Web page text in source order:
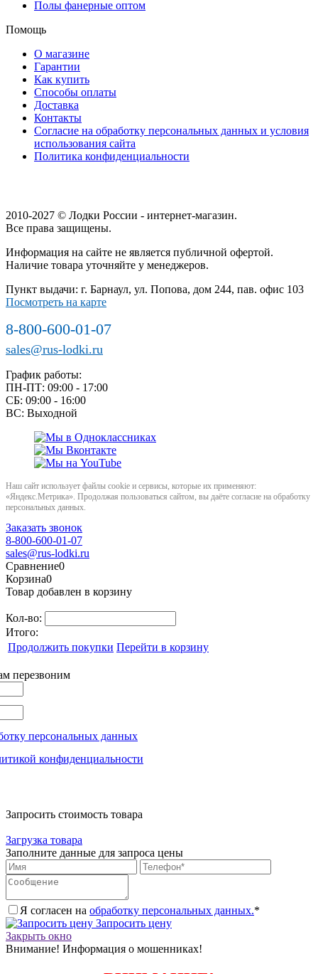
Полы фанерные оптом
Помощь
О магазине
Гарантии
Как купить
Способы оплаты
Доставка
Контакты
Согласие на обработку персональных данных и условия
использования сайта
Политика конфиденциальности
2010-2027 © Лодки России - интернет-магазин.
Все права защищены.
Информация на сайте не является публичной офертой.
Наличие товара уточняйте у менеджеров.
Пункт выдачи: г. Барнаул, ул. Попова, дом 244, пав. офис 103
Посмотреть на карте
8-800-600-01-07
sales@rus-lodki.ru
График работы:
ПН-ПТ: 09:00 - 17:00
СБ: 09:00 - 16:00
ВС: Выходной
Наш сайт использует файлы cookie и сервисы, которые их применяют:
«Яндекс.Метрика». Продолжая пользоваться сайтом, вы даёте согласие на обработку
персональных данных.
Заказать звонок
8-800-600-01-07
sales@rus-lodki.ru
Сравнение0
Корзина0
Товар добавлен в корзину
Кол-во:
Итого:
Продолжить покупки Перейти в корзину
перезвоним
персональных данных
конфиденциальности
Запросить стоимость товара
Загрузка товара
Заполните данные для запроса цены
Я согласен на обработку персональных данных.*
Запросить цену
Закрыть окно
Внимание! Информация о мошенниках!